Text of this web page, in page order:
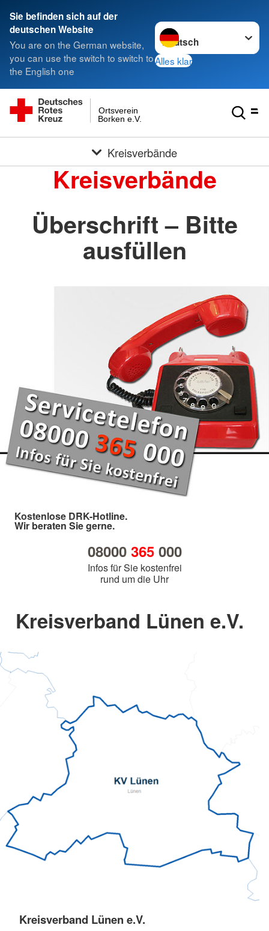
Sie befinden sich auf der
deutschen Website
You are on the German website,
you can use the switch to switch to
the English one
Sprache wechseln zu
Alles klar
Borken e.V.
Ortsverein
Kreisverbände
Kreisverbände
Überschrift – Bitte
ausfüllen
Kostenlose DRK-Hotline.
Wir beraten Sie gerne.
08000 365000
Infos für Sie kostenfrei
rund um die Uhr
Kreisverband Lünen e.V.
Kreisverband Lünen e.V.